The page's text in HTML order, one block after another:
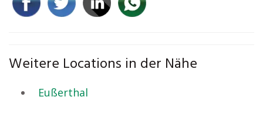
Weitere Locations in der Nähe
Eußerthal